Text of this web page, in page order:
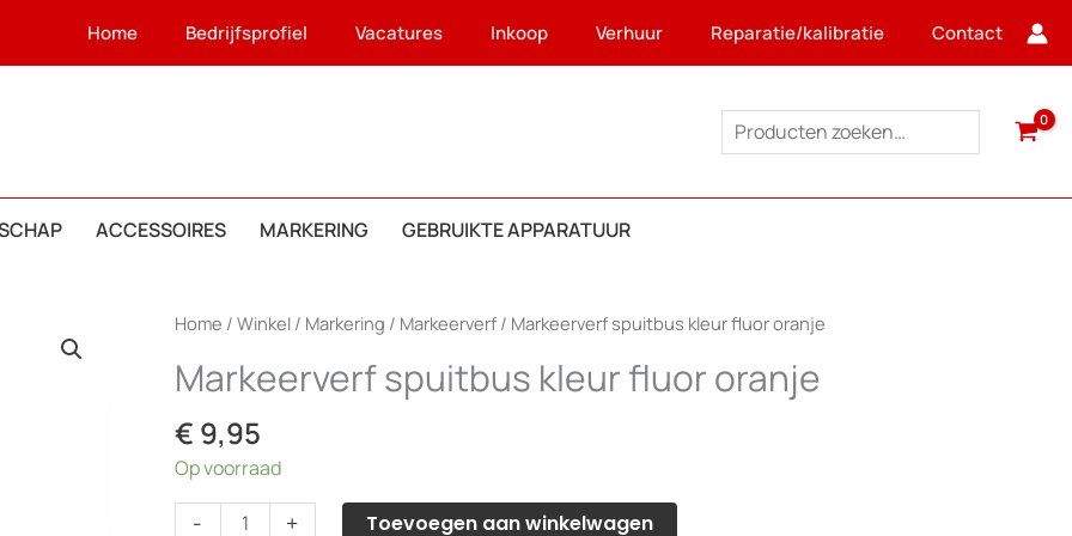
Home Bedrijfsprofiel Vacatures Inkoop Verhuur Reparatie/kalibratie Contact
Zoeken
ACCESSOIRES MARKERING GEBRUIKTE APPARATUUR
Home / Winkel/ Markering / Markeerverf/ Markeerverf spuitbus kleur fluor oranje
Markeerverf spuitbus kleur fluor oranje
€ 9,95
Op voorraad
-
Markeerverf
+ Toevoegen aan winkelwagen